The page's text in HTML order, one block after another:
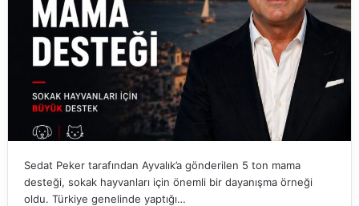
Sedat Peker tarafından Ayvalık’a gönderilen 5 ton mama
desteği, sokak hayvanları için önemli bir dayanışma örneği
oldu. Türkiye genelinde yaptığı…